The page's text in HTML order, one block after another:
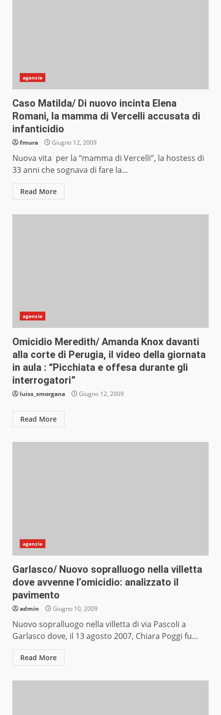
agenzie
Caso Matilda/ Di nuovo incinta Elena
Romani, la mamma di Vercelli accusata di
infanticidio
fmura Giugno 12, 2009
Nuova vita per la “mamma di Vercelli”, la hostess di
33 anni che sognava di fare la...
Read More
agenzie
Omicidio Meredith/ Amanda Knox davanti
alla corte di Perugia, il video della giornata
in aula : “Picchiata e offesa durante gli
interrogatori”
luiss_smorgana Giugno 12, 2009
Read More
agenzie
Garlasco/ Nuovo sopralluogo nella villetta
dove avvenne l’omicidio: analizzato il
pavimento
admin Giugno 10, 2009
Nuovo sopralluogo nella villetta di via Pascoli a
Garlasco dove, il 13 agosto 2007, Chiara Poggi fu...
Read More